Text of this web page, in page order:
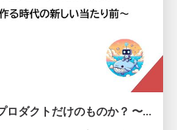
AI Engineeringは、AIプロダクトだけのものか？ 〜AIがソフトウェアを作る時代の新しい当たり前〜 / No AI in your product. AI Engineering in your development.